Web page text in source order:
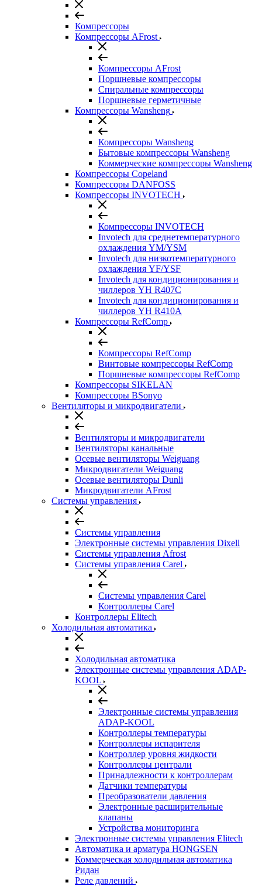
Компрессоры
Компрессоры AFrost
Компрессоры AFrost
Поршневые компрессоры
Спиральные компрессоры
Поршневые герметичные
Компрессоры Wansheng
Компрессоры Wansheng
Бытовые компрессоры Wansheng
Коммерческие компрессоры Wansheng
Компрессоры Copeland
Компрессоры DANFOSS
Компрессоры INVOTECH
Компрессоры INVOTECH
Invotech для среднетемпературного
охлаждения YM/YSM
Invotech для низкотемпературного
охлаждения YF/YSF
Invotech для кондиционирования и
чиллеров YH R407C
Invotech для кондиционирования и
чиллеров YH R410A
Компрессоры RefComp
Компрессоры RefComp
Винтовые компрессоры RefComp
Поршневые компрессоры RefComp
Компрессоры SIKELAN
Компрессоры BSonyo
Вентиляторы и микродвигатели
Вентиляторы и микродвигатели
Вентиляторы канальные
Осевые вентиляторы Weiguang
Микродвигатели Weiguang
Осевые вентиляторы Dunli
Микродвигатели AFrost
Системы управления
Системы управления
Электронные системы управления Dixell
Системы управления Afrost
Системы управления Carel
Системы управления Carel
Контроллеры Carel
Контроллеры Elitech
Холодильная автоматика
Холодильная автоматика
Электронные системы управления ADAP-
KOOL
Электронные системы управления
ADAP-KOOL
Контроллеры температуры
Контроллеры испарителя
Контроллер уровня жидкости
Контроллеры централи
Принадлежности к контроллерам
Датчики температуры
Преобразователи давления
Электронные расширительные
клапаны
Устройства мониторинга
Электронные системы управления Elitech
Автоматика и арматура HONGSEN
Коммерческая холодильная автоматика
Ридан
Реле давлений